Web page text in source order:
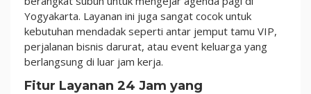
Yogyakarta. Layanan ini juga sangat cocok untuk
kebutuhan mendadak seperti antar jemput tamu VIP,
perjalanan bisnis darurat, atau event keluarga yang
berlangsung di luar jam kerja.
Fitur Layanan 24 Jam yang